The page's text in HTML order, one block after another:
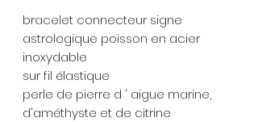
bracelet connecteur signe
astrologique poisson en acier
inoxydable
sur fil élastique
perle de pierre d ' aigue marine,
d'améthyste et de citrine